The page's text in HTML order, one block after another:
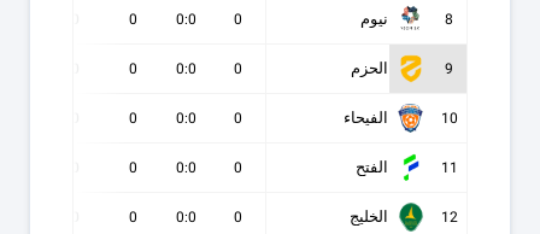
8 نيوم 0
0:0
0
9 الحزم 0
0:0
0
10 الفيحاء 0
0:0
0
11 الفتح 0
0:0
0
12 الخليج 0
0:0
0